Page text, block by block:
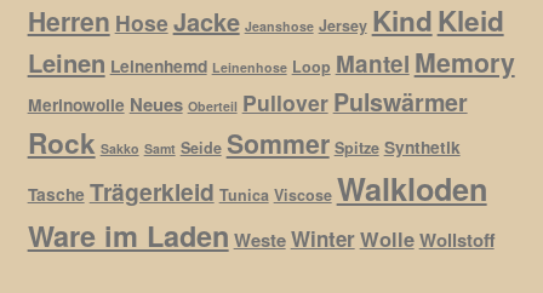
Herren Hose Jacke Jeanshose Jersey KindKleid
Leinen Leinenhemd Leinenhose Loop Mantel Memory
Merinowolle Neues Oberteil Pullover Pulswärmer
Rock Sakko Samt Seide Sommer Spitze Synthetik
Tasche Trägerkleid Tunica Viscose Walkloden
Ware im Laden WesteWinterWolleWollstoff